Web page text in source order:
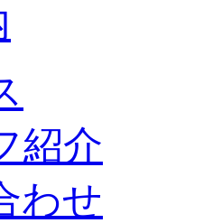
紹介
わせ